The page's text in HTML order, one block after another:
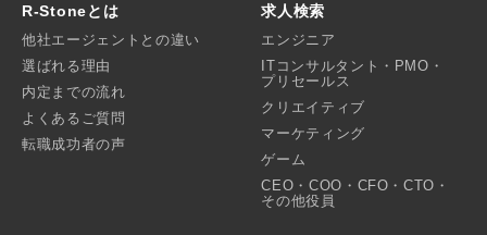
R-Stoneとは
他社エージェントとの違い
選ばれる理由
内定までの流れ
よくあるご質問
転職成功者の声
求人検索
エンジニア
ITコンサルタント・PMO・
プリセールス
クリエイティブ
マーケティング
ゲーム
CEO・COO・CFO・CTO・
その他役員